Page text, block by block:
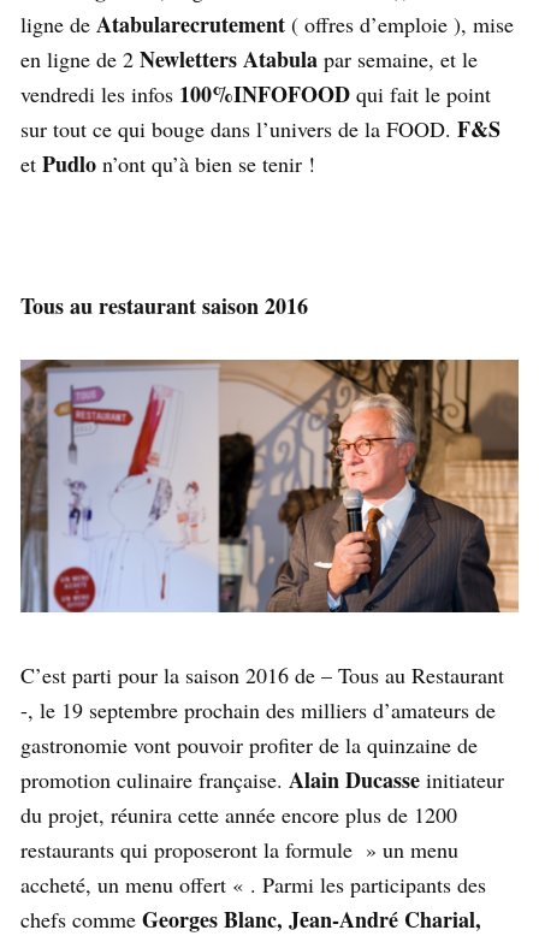
ligne de Atabularecrutement ( offres d’emploie ), mise
en ligne de 2 Newletters Atabula par semaine, et le
vendredi les infos 100%INFOFOOD qui fait le point
sur tout ce qui bouge dans l’univers de la FOOD. F&S
et Pudlo n’ont qu’à bien se tenir !
Tous au restaurant saison 2016
C’est parti pour la saison 2016 de – Tous au Restaurant
-, le 19 septembre prochain des milliers d’amateurs de
gastronomie vont pouvoir profiter de la quinzaine de
promotion culinaire française. Alain Ducasse initiateur
du projet, réunira cette année encore plus de 1200
restaurants qui proposeront la formule » un menu
accheté, un menu offert « . Parmi les participants des
chefs comme Georges Blanc, Jean-André Charial,